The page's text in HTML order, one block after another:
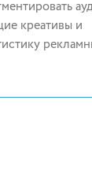
креативы и